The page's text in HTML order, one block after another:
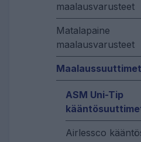
maalausvarusteet
Matalapaine
maalausvarusteet
Maalaussuuttimet
ASM Uni-Tip
Airlessco